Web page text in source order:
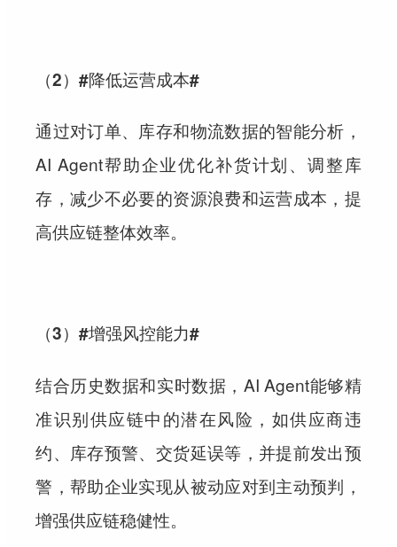
（2）#降低运营成本#
通过对订单、库存和物流数据的智能分析，
AI Agent帮助企业优化补货计划、调整库
存，减少不必要的资源浪费和运营成本，提
高供应链整体效率。
（3）#增强风控能力#
结合历史数据和实时数据，AI Agent能够精
准识别供应链中的潜在风险，如供应商违
约、库存预警、交货延误等，并提前发出预
警，帮助企业实现从被动应对到主动预判，
增强供应链稳健性。